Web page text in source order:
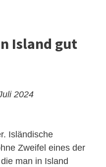
Island gut
2024
Isländische
Zweifel eines der
man in Island